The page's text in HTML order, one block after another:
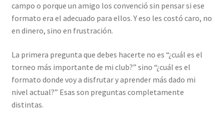
campo o porque un amigo los convenció sin pensar si ese
formato era el adecuado para ellos. Y eso les costó caro, no
en dinero, sino en frustración.
La primera pregunta que debes hacerte no es “¿cuál es el
torneo más importante de mi club?” sino “¿cuál es el
formato donde voy a disfrutar y aprender más dado mi
nivel actual?” Esas son preguntas completamente
distintas.